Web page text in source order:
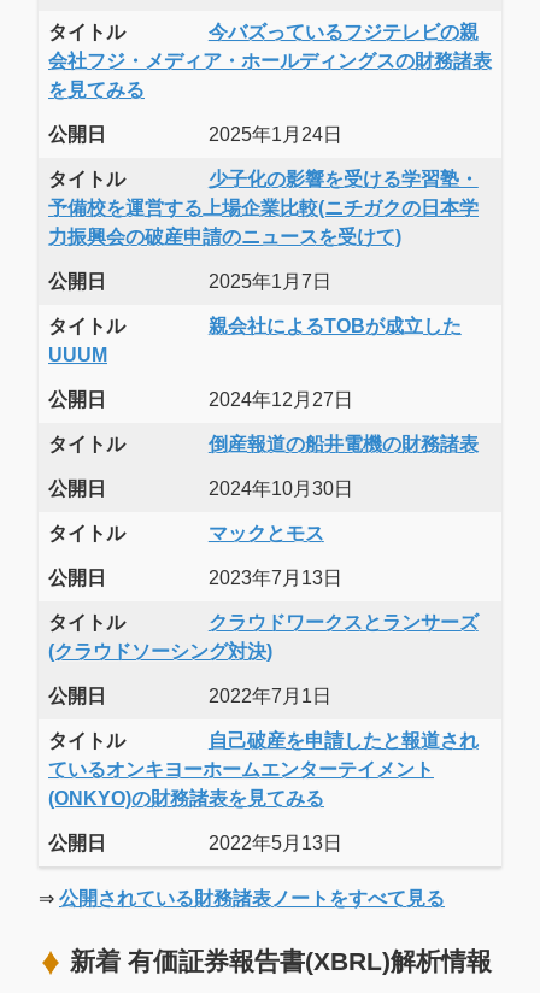
タイトル
今バズっているフジテレビの親
会社フジ・メディア・ホールディングスの財務諸表
を見てみる
公開日 2025年1月24日
タイトル
少子化の影響を受ける学習塾・
予備校を運営する上場企業比較(ニチガクの日本学
力振興会の破産申請のニュースを受けて)
公開日 2025年1月7日
タイトル
親会社によるTOBが成立した
UUUM
公開日 2024年12月27日
タイトル 倒産報道の船井電機の財務諸表
公開日 2024年10月30日
タイトル マックとモス
公開日 2023年7月13日
タイトル
クラウドワークスとランサーズ
(クラウドソーシング対決)
公開日 2022年7月1日
タイトル
自己破産を申請したと報道され
ているオンキヨーホームエンターテイメント
(ONKYO)の財務諸表を見てみる
公開日 2022年5月13日
⇒ 公開されている財務諸表ノートをすべて見る
新着 有価証券報告書(XBRL)解析情報